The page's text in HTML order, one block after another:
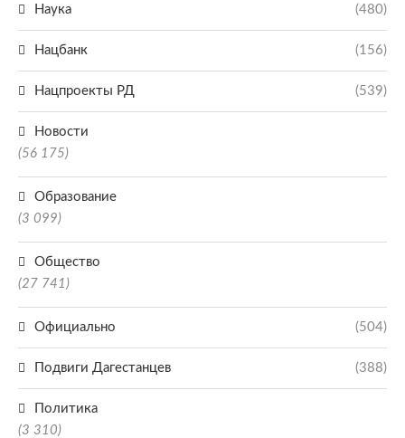
Наука (480)
Нацбанк (156)
Нацпроекты РД (539)
Новости
(56 175)
Образование
(3 099)
Общество
(27 741)
Официально (504)
Подвиги Дагестанцев (388)
Политика
(3 310)